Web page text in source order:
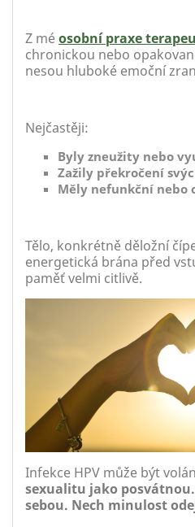
Z méosobní praxe
chronickou nebo
nesou hluboké emoční
Nejčastěji:
Byly zneužity nebo
Zažily překročení
Měly nefunkční nebo
Tělo, konkrétně děložní
energetická brána před
paměť velmi citlivě.
Infekce HPV může být
sexualitu jako
sebou. Nech minulost